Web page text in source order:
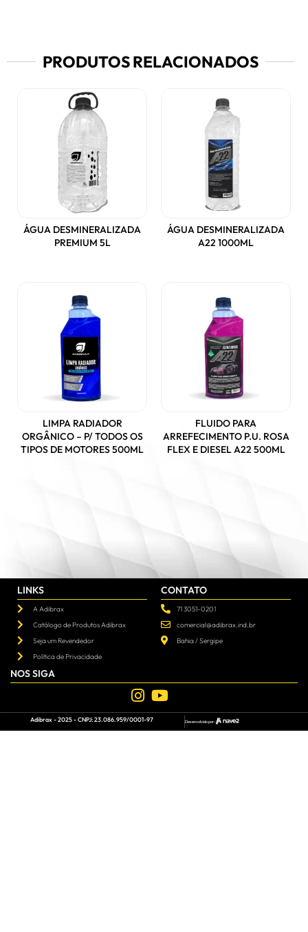
PRODUTOS RELACIONADOS
ÁGUA DESMINERALIZADA
PREMIUM 5L
ÁGUA DESMINERALIZADA
A22 1000ML
LIMPA RADIADOR
ORGÂNICO – P/ TODOS OS
TIPOS DE MOTORES 500ML
FLUIDO PARA
ARREFECIMENTO P.U. ROSA
FLEX E DIESEL A22 500ML
LINKS
A Adibrax
Catálogo de Produtos Adibrax
Seja um Revendedor
Política de Privacidade
CONTATO
71 3051-0201
comercial@adibrax.ind.br
Bahia / Sergipe
NOS SIGA
Adibrax - 2025 - CNPJ: 23.086.959/0001-97 Desenvolvido por: